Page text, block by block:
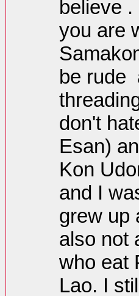
believe
you are
be rude
don't
Esan)
Kon
and I
grew up
also not
who eat
Lao. I